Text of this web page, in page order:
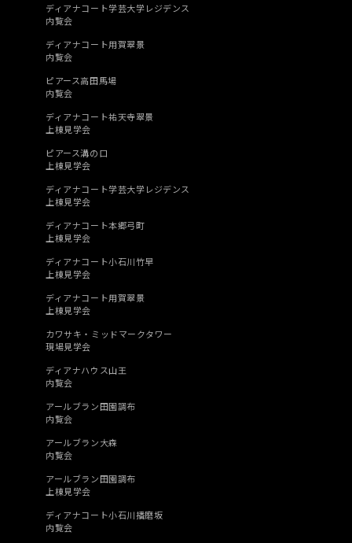
ディアナコート学芸大学レジデンス
内覧会
ディアナコート用賀翠景
内覧会
ピアース高田馬場
内覧会
ディアナコート祐天寺翠景
上棟見学会
ピアース溝の口
上棟見学会
ディアナコート学芸大学レジデンス
上棟見学会
ディアナコート本郷弓町
上棟見学会
ディアナコート小石川竹早
上棟見学会
ディアナコート用賀翠景
上棟見学会
カワサキ・ミッドマークタワー
現場見学会
ディアナハウス山王
内覧会
アールブラン田園調布
内覧会
アールブラン大森
内覧会
アールブラン田園調布
上棟見学会
ディアナコート小石川播磨坂
内覧会